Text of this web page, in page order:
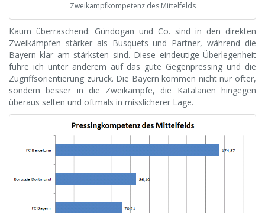
Zweikampfkompetenz des Mittelfelds
Kaum überraschend: Gündogan und Co. sind in den direkten
Zweikämpfen stärker als Busquets und Partner, während die
Bayern klar am stärksten sind. Diese eindeutige Überlegenheit
führe ich unter anderem auf das gute Gegenpressing und die
Zugriffsorientierung zurück. Die Bayern kommen nicht nur öfter,
sondern besser in die Zweikämpfe, die Katalanen hingegen
überaus selten und oftmals in misslicherer Lage.